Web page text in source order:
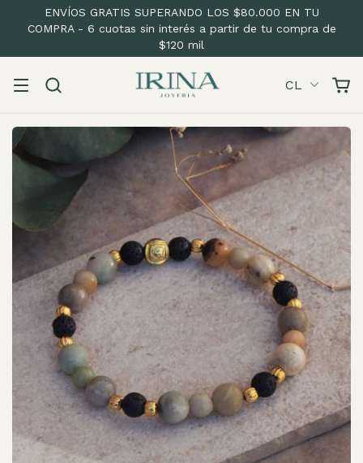
ENVÍOS GRATIS SUPERANDO LOS $80.000 EN TU
COMPRA - 6 cuotas sin interés a partir de tu compra de
$120 mil
CL